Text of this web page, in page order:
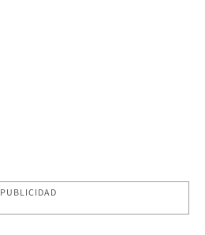
PUBLICIDAD